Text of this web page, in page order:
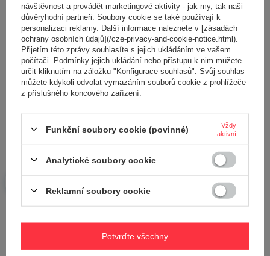
Přidejte vlastní obrázek produktu:
Vaše jméno
Odeslat zpětnou vazbu
návštěvnost a provádět marketingové aktivity - jak my, tak naši
důvěryhodní partneři. Soubory cookie se také používají k
personalizaci reklamy. Další informace naleznete v [zásadách
ochrany osobních údajů](/cze-privacy-and-cookie-notice.html).
Přijetím této zprávy souhlasíte s jejich ukládáním ve vašem
počítači. Podmínky jejich ukládání nebo přístupu k nim můžete
určit kliknutím na záložku "Konfigurace souhlasů". Svůj souhlas
můžete kdykoli odvolat vymazáním souborů cookie z prohlížeče
z příslušného koncového zařízení.
Funkční soubory cookie (povinné)
Vždy
aktivní
Analytické soubory cookie
Reklamní soubory cookie
Potvrďte všechny